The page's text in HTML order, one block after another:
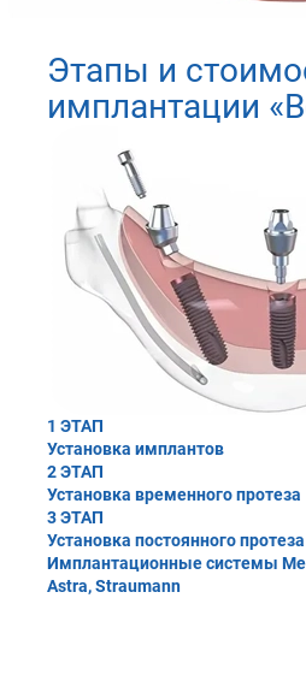
Этапы и
имплантации
1 ЭТАП
Установка имплантов
2 ЭТАП
Установка временного протеза
3 ЭТАП
Установка постоянного протеза
Имплантационные системы
Astra, Straumann